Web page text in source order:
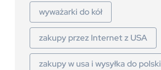
wyważarki do kół
zakupy przez Internet z USA
zakupy w usa i wysyłka do polski